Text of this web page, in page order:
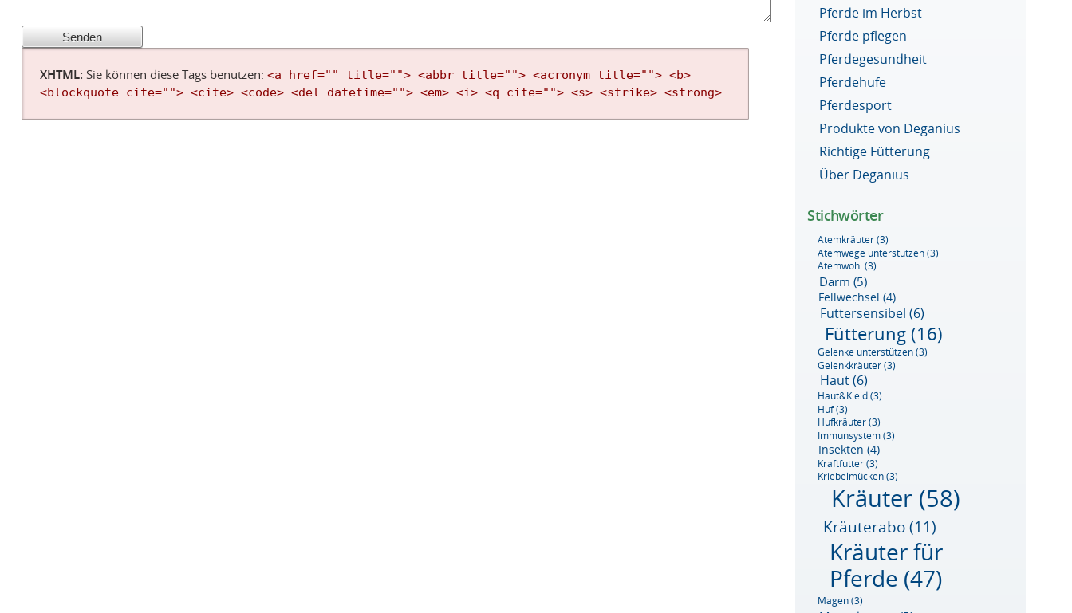
XHTML: Sie können diese Tags benutzen:<a href="" title=""> <abbr title=""> <acronym title=""> <b>
<blockquote cite=""> <cite> <code> <del datetime=""> <em> <i> <q cite=""> <s> <strike> <strong>
Pferde im Herbst
Pferde pflegen
Pferdegesundheit
Pferdehufe
Pferdesport
Produkte von Deganius
Richtige Fütterung
Über Deganius
Stichwörter
Atemkräuter(3)
Atemwege unterstützen(3)
Atemwohl (3)
Darm (5)
Fellwechsel (4)
Futtersensibel (6)
Fütterung(16)
Gelenke unterstützen(3)
Gelenkkräuter(3)
Haut(6)
Haut&Kleid(3)
Huf(3)
Hufkräuter(3)
Immunsystem(3)
Insekten (4)
Kraftfutter(3)
Kriebelmücken(3)
Kräuter(58)
Kräuterabo(11)
Kräuter für
Pferde (47)
Magen(3)